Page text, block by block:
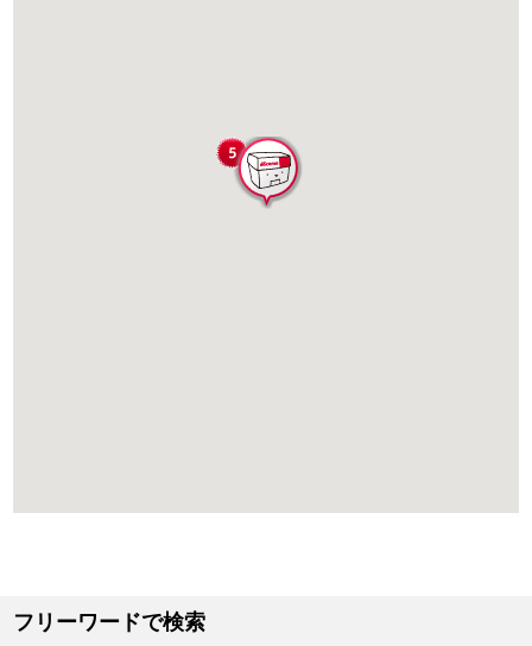
フリーワードで検索